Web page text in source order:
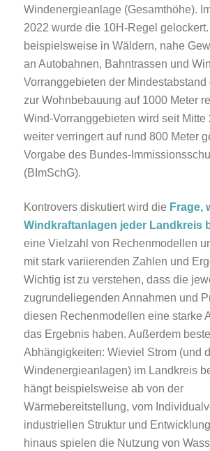
Windenergieanlage (Gesamthöhe).
2022 wurde die 10H-Regel
beispielsweise in Wäldern, nahe
an Autobahnen, Bahntrassen und
Vorranggebieten der Mindestabstand
zur Wohnbebauung auf 1000 Meter
Wind-Vorranggebieten wird seit Mitte
weiter verringert auf rund 800 Meter
Vorgabe des Bundes-
(BImSchG).
Kontrovers diskutiert wird die Frage,
Windkraftanlagen jeder Landkreis
eine Vielzahl von Rechenmodellen
mit stark variierenden Zahlen und
Wichtig ist zu verstehen, dass die
zugrundeliegenden Annahmen und
diesen Rechenmodellen eine starke
das Ergebnis haben. Außerdem
Abhängigkeiten: Wieviel Strom (und
Windenergieanlagen) im Landkreis
hängt beispielsweise ab von der
Wärmebereitstellung, vom
industriellen Struktur und
hinaus spielen die Nutzung von